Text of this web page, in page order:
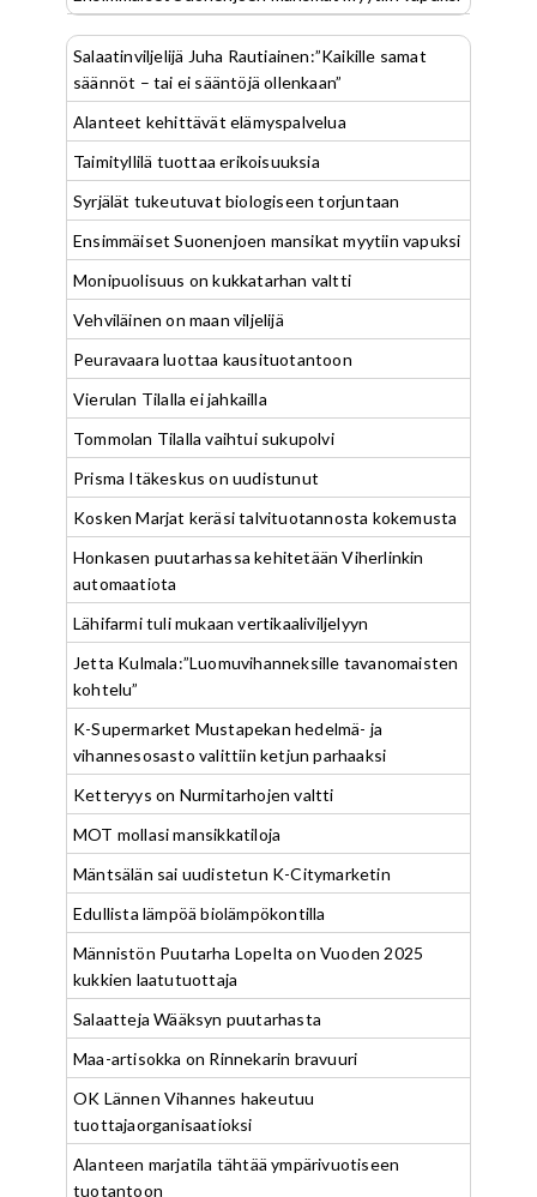
Salaatinviljelijä Juha Rautiainen:”Kaikille samat
säännöt – tai ei sääntöjä ollenkaan”
Alanteet kehittävät elämyspalvelua
Taimityllilä tuottaa erikoisuuksia
Syrjälät tukeutuvat biologiseen torjuntaan
Ensimmäiset Suonenjoen mansikat myytiin vapuksi
Monipuolisuus on kukkatarhan valtti
Vehviläinen on maan viljelijä
Peuravaara luottaa kausituotantoon
Vierulan Tilalla ei jahkailla
Tommolan Tilalla vaihtui sukupolvi
Prisma Itäkeskus on uudistunut
Kosken Marjat keräsi talvituotannosta kokemusta
Honkasen puutarhassa kehitetään Viherlinkin
automaatiota
Lähifarmi tuli mukaan vertikaaliviljelyyn
Jetta Kulmala:”Luomuvihanneksille tavanomaisten
kohtelu”
K-Supermarket Mustapekan hedelmä- ja
vihannesosasto valittiin ketjun parhaaksi
Ketteryys on Nurmitarhojen valtti
MOT mollasi mansikkatiloja
Mäntsälän sai uudistetun K-Citymarketin
Edullista lämpöä biolämpökontilla
Männistön Puutarha Lopelta on Vuoden 2025
kukkien laatutuottaja
Salaatteja Wääksyn puutarhasta
Maa-artisokka on Rinnekarin bravuuri
OK Lännen Vihannes hakeutuu
tuottajaorganisaatioksi
Alanteen marjatila tähtää ympärivuotiseen
tuotantoon